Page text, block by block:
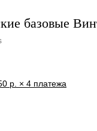
базовые
р. × 4 платежа